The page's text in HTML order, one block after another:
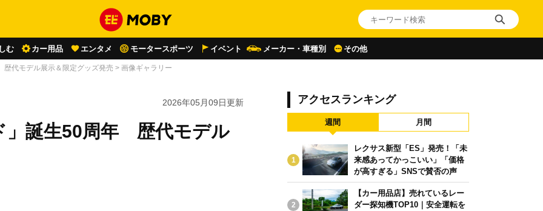
む カー用品 エンタメ モータースポーツ イベント メーカー・車種別 その他
代モデル展示＆限定グッズ発売 > 画像ギャラリー
2026年05月09日更新
」誕生50周年 歴代モデル
アクセスランキング
週間 月間
1
レクサス新型「ES」発売！「未
来感あってかっこいい」「価格
が高すぎる」SNSで賛否の声
2
【カー用品店】売れているレー
ダー探知機TOP10｜安全運転を